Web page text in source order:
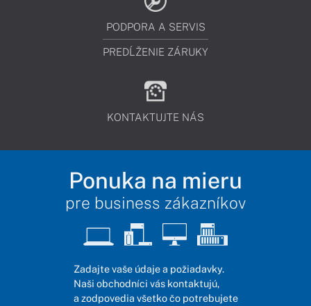
PODPORA A SERVIS
PREDĹŽENIE ZÁRUKY
KONTAKTUJTE NÁS
Ponuka na mieru
pre business zákazníkov
Zadajte vaše údaje a požiadavky.
Naši obchodníci vás kontaktujú,
a zodpovedia všetko čo potrebujete